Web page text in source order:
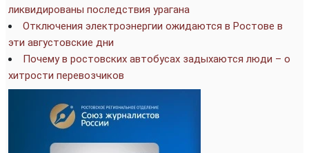
ликвидированы последствия урагана
Отключения электроэнергии ожидаются в Ростове в
эти августовские дни
Почему в ростовских автобусах задыхаются люди – о
хитрости перевозчиков